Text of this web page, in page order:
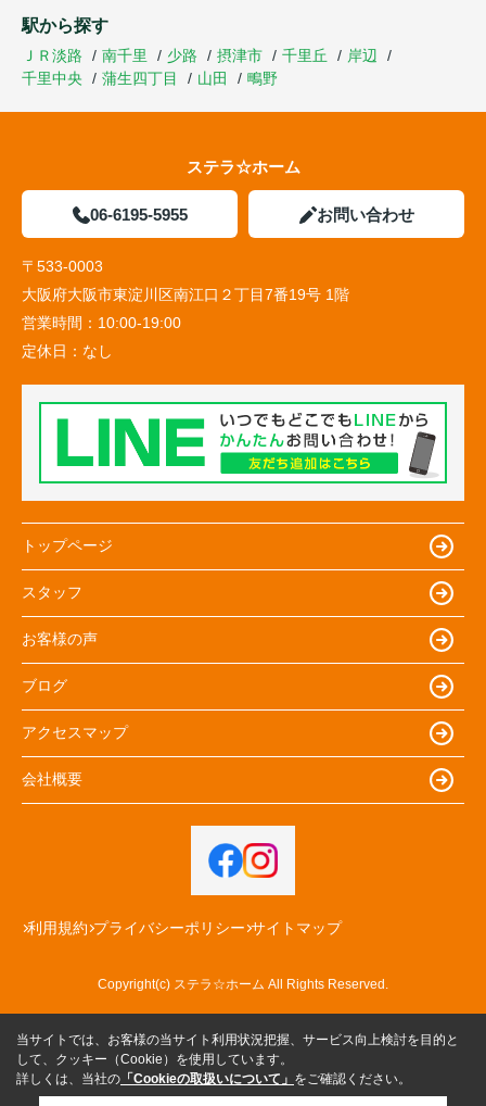
駅から探す
ＪＲ淡路 南千里 少路 摂津市 千里丘
岸辺
千里中央
蒲生四丁目 山田 鴫野
ステラ☆ホーム
06-6195-5955 お問い合わせ
〒533-0003
大阪府大阪市東淀川区南江口２丁目7番19号 1階
営業時間： 10:00-19:00
定休日： なし
トップページ
スタッフ
お客様の声
ブログ
アクセスマップ
会社概要
利用規約 プライバシーポリシー サイトマップ
Copyright(c) ステラ☆ホーム All Rights Reserved.
当サイトでは、お客様の当サイト利用状況把握、サービス向上検討を目的と
して、クッキー（Cookie）を使用しています。
詳しくは、当社の 「Cookieの取扱いについて」 をご確認ください。